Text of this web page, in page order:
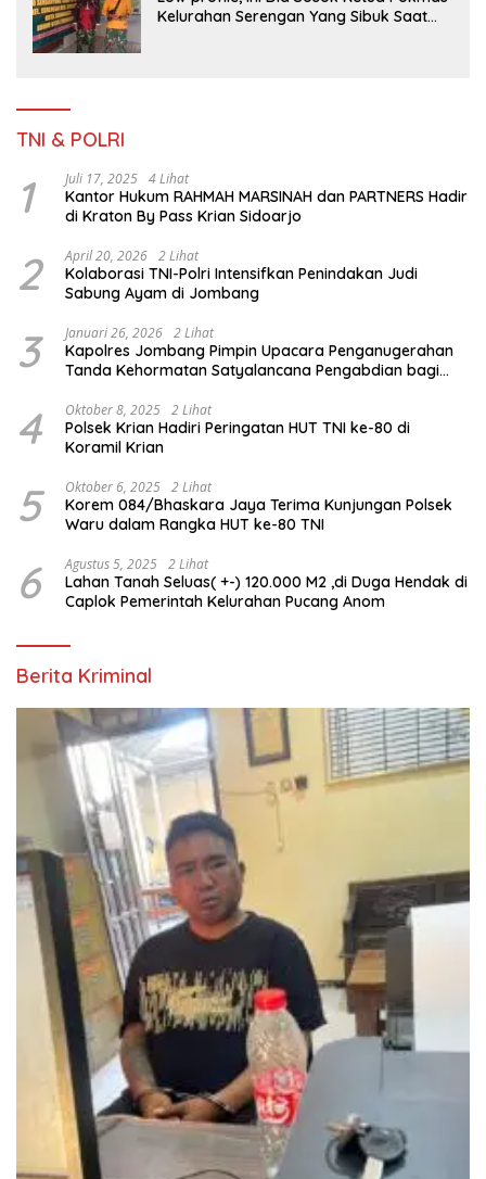
Kelurahan Serengan Yang Sibuk Saat
TNI & POLRI
1 Juli 17, 2025 4 Lihat
Kantor Hukum RAHMAH MARSINAH dan PARTNERS Hadir
di Kraton By Pass Krian Sidoarjo
2 April 20, 2026 2 Lihat
Kolaborasi TNI-Polri Intensifkan Penindakan Judi
Sabung Ayam di Jombang
3 Januari 26, 2026 2 Lihat
Kapolres Jombang Pimpin Upacara Penganugerahan
Tanda Kehormatan Satyalancana Pengabdian bagi
4 Oktober 8, 2025 2 Lihat
Polsek Krian Hadiri Peringatan HUT TNI ke-80 di
Koramil Krian
5 Oktober 6, 2025 2 Lihat
Korem 084/Bhaskara Jaya Terima Kunjungan Polsek
6 Agustus 5, 2025 2 Lihat
Lahan Tanah Seluas( +-) 120.000 M2 ,di Duga Hendak di
Caplok Pemerintah Kelurahan Pucang Anom
Berita Kriminal